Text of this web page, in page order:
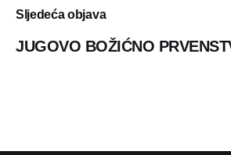
Sljedeća objava
JUGOVO BOŽIĆNO